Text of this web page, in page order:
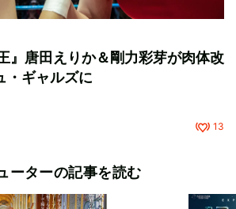
』唐田えりか＆剛力彩芽が肉体改
・ギャルズに
13
ーターの記事を読む